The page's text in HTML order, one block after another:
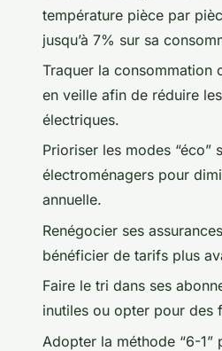
température pièce par
jusqu’à 7% sur sa
Traquer la consommation
en veille afin de réduire
électriques.
Prioriser les modes “éco”
électroménagers pour
annuelle.
Renégocier ses
bénéficier de tarifs plus
Faire le tri dans ses
inutiles ou opter pour des
Adopter la méthode “6-1”